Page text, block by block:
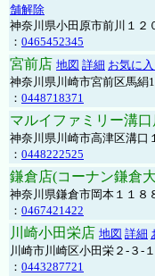
舗解除
神奈川県小田原市前川１２
： 0465452345
宮前店 地図 詳細 お気に
神奈川県川崎市宮前区馬絹
： 0448718371
マルイファミリー溝口
神奈川県川崎市高津区溝口
： 0448222525
鎌倉店(コーナン鎌倉
神奈川県鎌倉市岡本１１８
： 0467421422
川崎小田栄店 地図 詳細
川崎市川崎区小田栄２‐３
： 0443287721